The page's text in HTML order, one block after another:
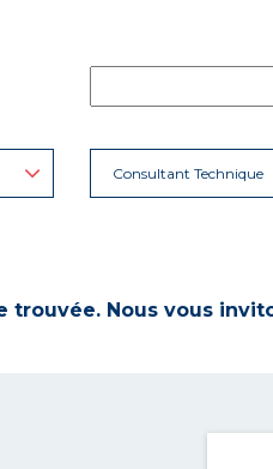
Consultant Technique
trouvée. Nous vous